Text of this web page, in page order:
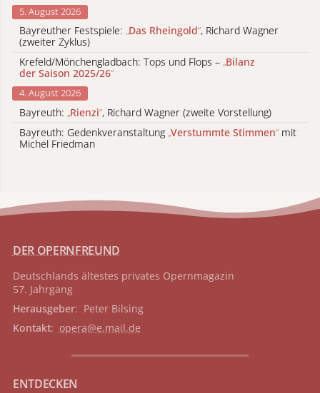
5. August 2026
Bayreuther Festspiele: „Das Rheingold“, Richard Wagner
(zweiter Zyklus)
Krefeld/Mönchengladbach: Tops und Flops – „Bilanz
der Saison 2025/26“
4. August 2026
Bayreuth: „Rienzi“, Richard Wagner (zweite Vorstellung)
Bayreuth: Gedenkveranstaltung „Verstummte Stimmen“ mit
Michel Friedman
DER OPERNFREUND
Deutschlands ältestes privates Opernmagazin
57. Jahrgang
Herausgeber: Peter Bilsing
Kontakt: opera@e.mail.de
ENTDECKEN